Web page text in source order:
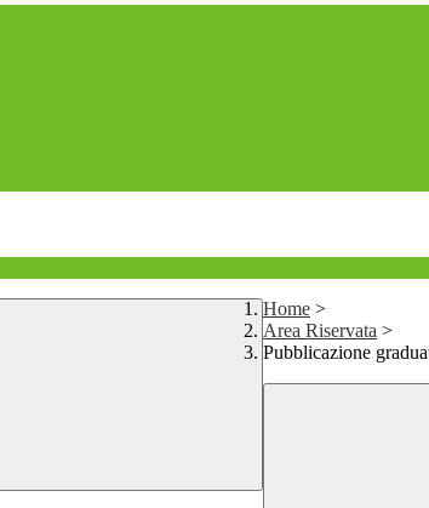
Home >
Area Riservata >
Pubblicazione